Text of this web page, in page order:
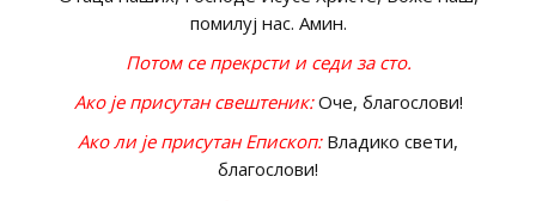
помилуј нас. Амин.
Потом се прекрсти и седи за сто.
Ако је присутан свештеник: Оче, благослови!
Ако ли је присутан Епископ:Владико свети,
благослови!